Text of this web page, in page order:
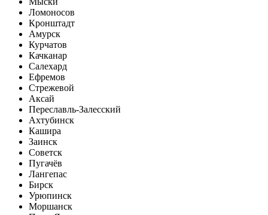
Ломоносов
Кронштадт
Амурск
Курчатов
Качканар
Салехард
Ефремов
Стрежевой
Аксай
Переславль-Залесский
Ахтубинск
Кашира
Заинск
Советск
Пугачёв
Лангепас
Бирск
Урюпинск
Моршанск